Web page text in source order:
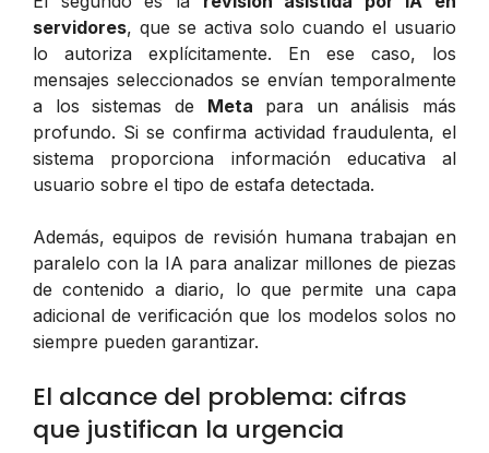
servidores, que se activa solo cuando el usuario
lo autoriza explícitamente. En ese caso, los
mensajes seleccionados se envían temporalmente
a los sistemas de Meta para un análisis más
profundo. Si se confirma actividad fraudulenta, el
sistema proporciona información educativa al
usuario sobre el tipo de estafa detectada.
Además, equipos de revisión humana trabajan en
paralelo con la IA para analizar millones de piezas
de contenido a diario, lo que permite una capa
adicional de verificación que los modelos solos no
siempre pueden garantizar.
El alcance del problema: cifras
que justifican la urgencia